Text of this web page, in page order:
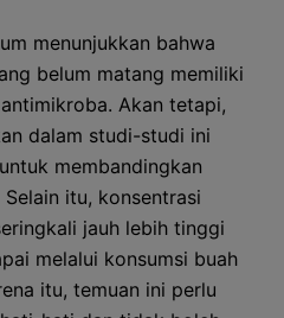
menunjukkan bahwa
belum matang memiliki
Akan tetapi,
dalam studi-studi ini
membandingkan
itu, konsentrasi
jauh lebih tinggi
melalui konsumsi buah
itu, temuan ini perlu